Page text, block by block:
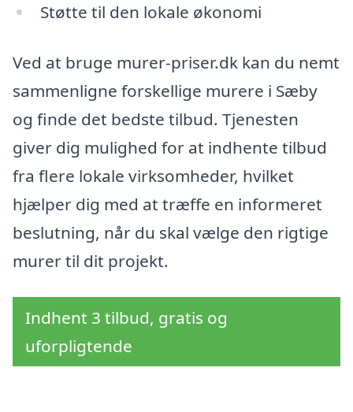
Støtte til den lokale økonomi
Ved at bruge murer-priser.dk kan du nemt
sammenligne forskellige murere i Sæby
og finde det bedste tilbud. Tjenesten
giver dig mulighed for at indhente tilbud
fra flere lokale virksomheder, hvilket
hjælper dig med at træffe en informeret
beslutning, når du skal vælge den rigtige
murer til dit projekt.
Indhent 3 tilbud, gratis og
uforpligtende